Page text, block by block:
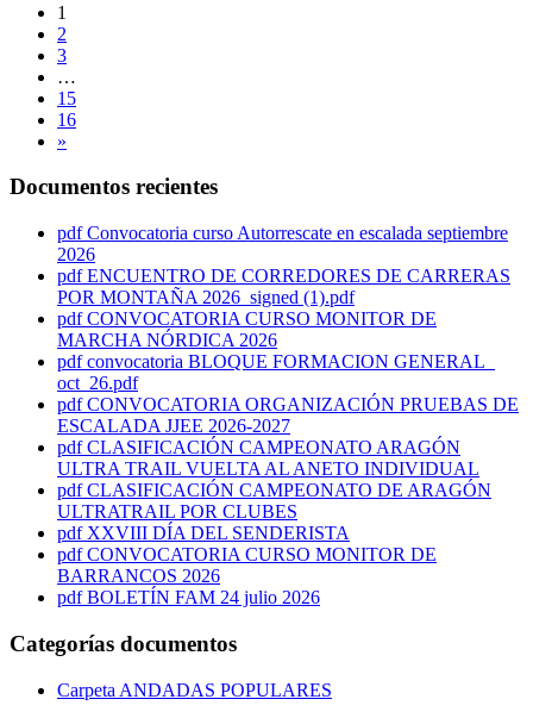
1
2
3
…
15
16
»
Documentos recientes
pdf Convocatoria curso Autorrescate en escalada septiembre
2026
pdf ENCUENTRO DE CORREDORES DE CARRERAS
POR MONTAÑA 2026_signed (1).pdf
pdf CONVOCATORIA CURSO MONITOR DE
MARCHA NÓRDICA 2026
pdf convocatoria BLOQUE FORMACION GENERAL_
oct_26.pdf
pdf CONVOCATORIA ORGANIZACIÓN PRUEBAS DE
ESCALADA JJEE 2026-2027
pdf CLASIFICACIÓN CAMPEONATO ARAGÓN
ULTRA TRAIL VUELTA AL ANETO INDIVIDUAL
pdf CLASIFICACIÓN CAMPEONATO DE ARAGÓN
ULTRATRAIL POR CLUBES
pdf XXVIII DÍA DEL SENDERISTA
pdf CONVOCATORIA CURSO MONITOR DE
BARRANCOS 2026
pdf BOLETÍN FAM 24 julio 2026
Categorías documentos
Carpeta ANDADAS POPULARES